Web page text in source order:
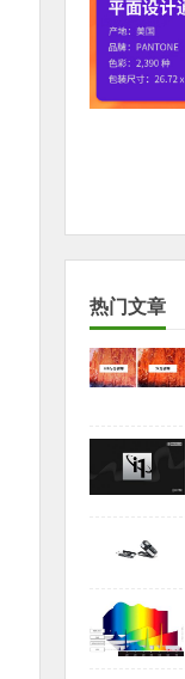
热门文章